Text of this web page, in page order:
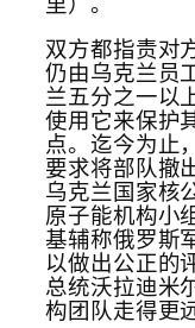
双方都指责对
仍由乌克兰员
兰五分之一以
使用它来保护
点。迄今为止
要求将部队撤
乌克兰国家核
原子能机构小
基辅称俄罗斯
以做出公正的
总统沃拉迪米
构团队走得更